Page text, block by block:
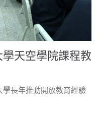
天空學院課程教
長年推動開放教育經驗